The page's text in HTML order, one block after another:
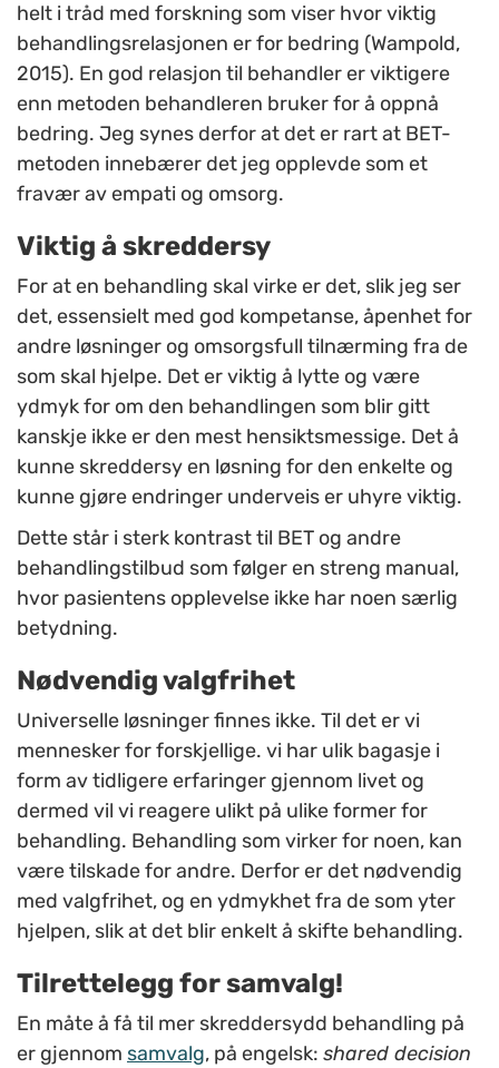
helt i tråd med forskning som viser hvor viktig
behandlingsrelasjonen er for bedring (Wampold,
2015). En god relasjon til behandler er viktigere
enn metoden behandleren bruker for å oppnå
bedring. Jeg synes derfor at det er rart at BET-
metoden innebærer det jeg opplevde som et
fravær av empati og omsorg.
Viktig å skreddersy
For at en behandling skal virke er det, slik jeg ser
det, essensielt med god kompetanse, åpenhet for
andre løsninger og omsorgsfull tilnærming fra de
som skal hjelpe. Det er viktig å lytte og være
ydmyk for om den behandlingen som blir gitt
kanskje ikke er den mest hensiktsmessige. Det å
kunne skreddersy en løsning for den enkelte og
kunne gjøre endringer underveis er uhyre viktig.
Dette står i sterk kontrast til BET og andre
behandlingstilbud som følger en streng manual,
hvor pasientens opplevelse ikke har noen særlig
betydning.
Nødvendig valgfrihet
Universelle løsninger finnes ikke. Til det er vi
mennesker for forskjellige. vi har ulik bagasje i
form av tidligere erfaringer gjennom livet og
dermed vil vi reagere ulikt på ulike former for
behandling. Behandling som virker for noen, kan
være tilskade for andre. Derfor er det nødvendig
med valgfrihet, og en ydmykhet fra de som yter
hjelpen, slik at det blir enkelt å skifte behandling.
Tilrettelegg for samvalg!
En måte å få til mer skreddersydd behandling på
er gjennom samvalg, på engelsk: shared decision